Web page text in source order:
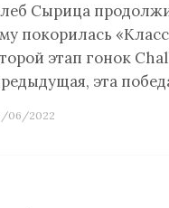
Сырица
покорилась
этап гонок
эта
06/2022